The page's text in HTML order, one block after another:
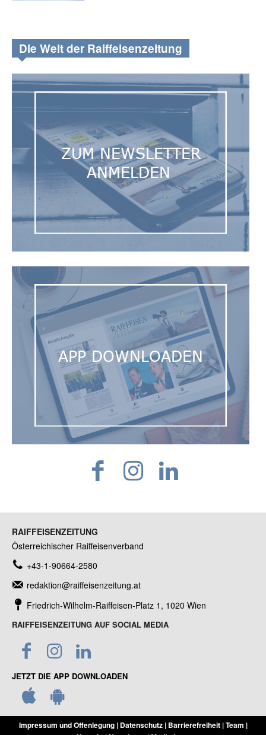
Die Welt der Raiffeisenzeitung
RAIFFEISENZEITUNG
Österreichischer Raiffeisenverband
+43-1-90664-2580
redaktion@raiffeisenzeitung.at
Friedrich-Wilhelm-Raiffeisen-Platz 1, 1020 Wien
RAIFFEISENZEITUNG AUF SOCIAL MEDIA
JETZT DIE APP DOWNLOADEN
Impressum und Offenlegung| Datenschutz| Barrierefreiheit|Team |